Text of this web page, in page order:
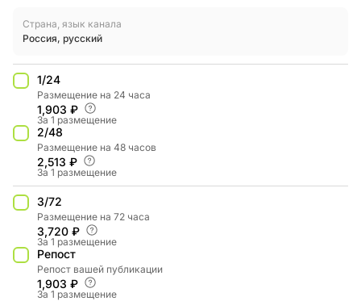
Страна, язык канала
Россия, русский
1/24
Размещение на 24 часа
1,903 ₽
За 1 размещение
2/48
Размещение на 48 часов
2,513 ₽
За 1 размещение
3/72
Размещение на 72 часа
3,720 ₽
За 1 размещение
Репост
Репост вашей публикации
1,903 ₽
За 1 размещение